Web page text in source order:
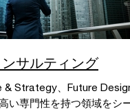
サルティング
& Strategy、Future
い専門性を持つ領域をシ